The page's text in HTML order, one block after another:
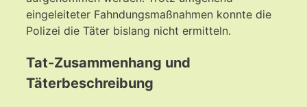
eingeleiteter Fahndungsmaßnahmen konnte die
Polizei die Täter bislang nicht ermitteln.
Tat-Zusammenhang und
Täterbeschreibung